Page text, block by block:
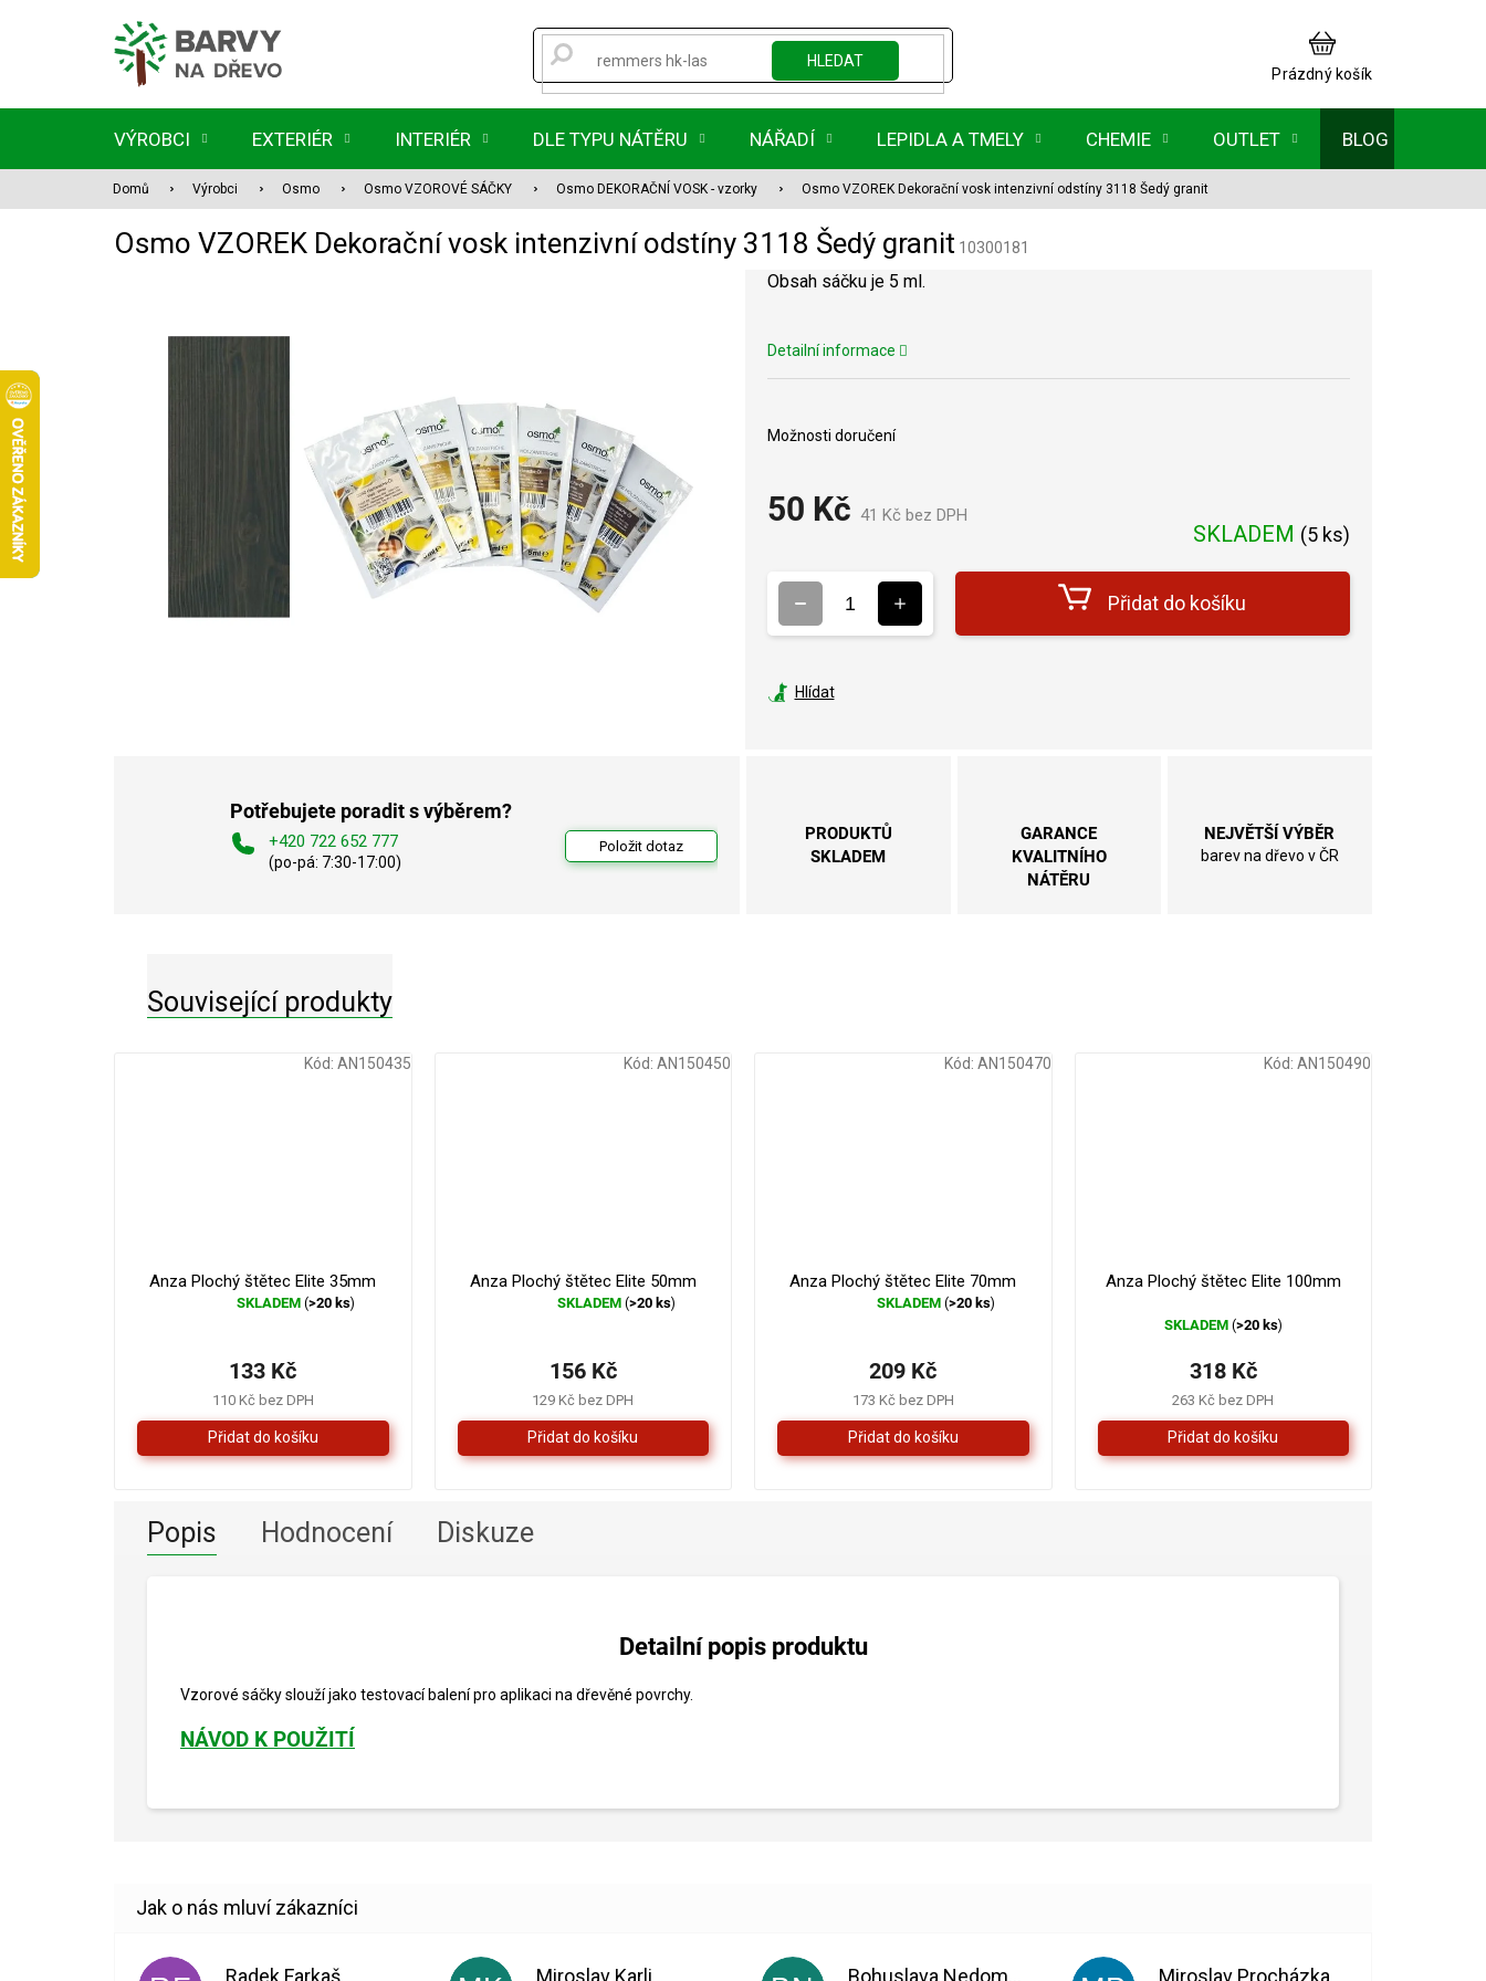
HLEDAT
NÁKUPNÍ
KOŠÍK
Prázdný košík
VÝROBCI EXTERIÉR INTERIÉR DLE TYPU NÁTĚRU NÁŘADÍ LEPIDLA A TMELY CHEMIE OUTLET BLOG
Domů Výrobci Osmo Osmo VZOROVÉ SÁČKY Osmo DEKORAČNÍ VOSK - vzorky Osmo VZOREK Dekorační vosk intenzivní odstíny 3118 Šedý granit
Osmo VZOREK Dekorační vosk intenzivní odstíny 3118 Šedý granit 10300181
50 Kč 41 Kč bez DPH
SKLADEM (5 ks)
Možnosti doručení
Přidat do košíku
Obsah sáčku je 5 ml.
Detailní informace
Hlídat
Potřebujete poradit s výběrem?
+420 722 652 777
(po-pá: 7:30-17:00)
Položit dotaz
PRODUKTŮ
SKLADEM
GARANCE
KVALITNÍHO
NÁTĚRU
NEJVĚTŠÍ VÝBĚR
barev na dřevo v ČR
Související produkty
Anza Plochý štětec Elite 35mm
Průměrné
z
hvězdiček.
SKLADEM(>20 ks)
110 Kč bez DPH
133 Kč
Kód: AN150435
Anza Plochý štětec Elite 50mm
Průměrné
z
hvězdiček.
SKLADEM (>20 ks)
129 Kč bez DPH
156 Kč
Kód: AN150450
Anza Plochý štětec Elite 70mm
Průměrné
z
hvězdiček.
SKLADEM(>20 ks)
173 Kč bez DPH
209 Kč
Kód: AN150470
Anza Plochý štětec Elite 100mm
SKLADEM (>20 ks)
263 Kč bez DPH
318 Kč
Kód: AN150490
Popis Hodnocení Diskuze
Detailní popis produktu
Vzorové sáčky slouží jako testovací balení pro aplikaci na dřevěné povrchy.
NÁVOD K POUŽITÍ
Radek Farkaš Miroslav Karli Bohuslava Nedomová Miroslav Procházka